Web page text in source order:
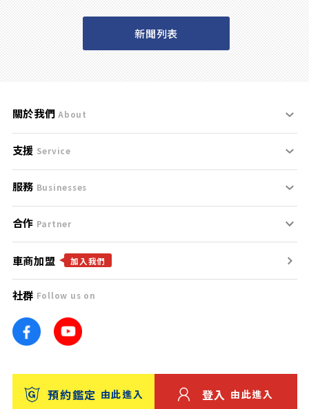
新聞列表
關於我們 About
刊登規範
服務條款
免責聲明
隱私權政策
團隊
車訊網
台灣優良中古車商大獎
支援 Service
支援中心
聯絡我們
服務 Businesses
什麼是Goo鑑定？
找好車
找好店
找海外車
消費者評價
合作 Partner
合作夥伴
廣告合作
車商加盟 加入我們
社群 Follow us on
預約鑑定 由此進入 登入 由此進入